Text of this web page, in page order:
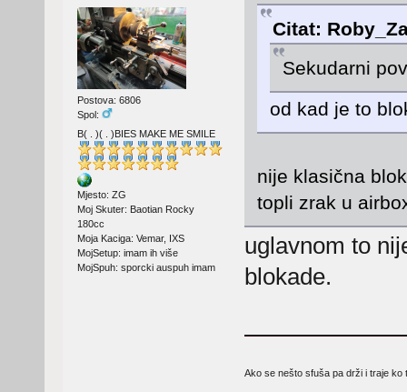
Postova: 6806
Spol:
B( . )( . )BIES MAKE ME SMILE
Mjesto: ZG
Moj Skuter: Baotian Rocky
180cc
Moja Kaciga: Vemar, IXS
MojSetup: imam ih više
MojSpuh: sporcki auspuh imam
Citat:
Sekudarni
od kad je to
nije klasična
topli zrak u
uglavnom to
blokade.
Ako se nešto sfuša pa drži i traje